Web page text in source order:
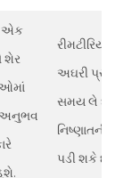
એક
શેર
અઘરી
સમય લે છે.
પડી શકે છે.